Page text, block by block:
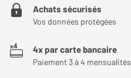
Achats sécurisés
Vos données protégées
4x par carte bancaire
Paiement 3 à 4 mensualités